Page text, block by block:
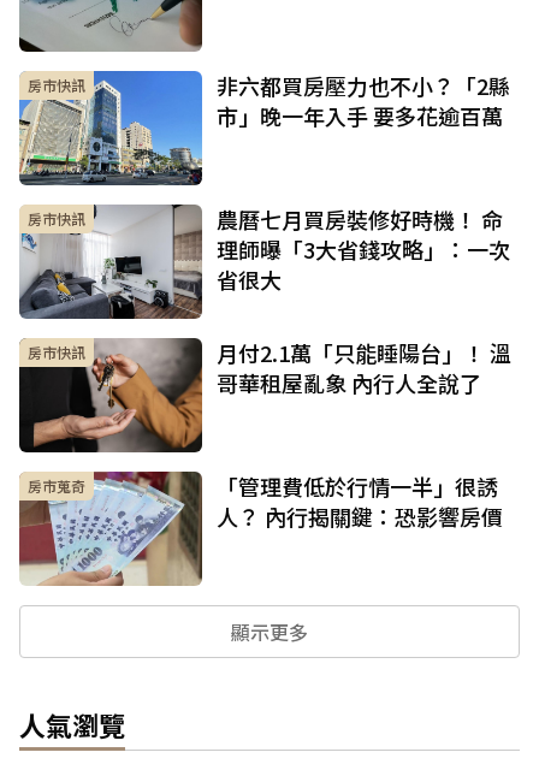
房市快訊
非六都買房壓力也不小？「2縣
市」晚一年入手 要多花逾百萬
房市快訊
農曆七月買房裝修好時機！ 命
理師曝「3大省錢攻略」：一次
省很大
房市快訊
月付2.1萬「只能睡陽台」！ 溫
哥華租屋亂象 內行人全說了
房市蒐奇
「管理費低於行情一半」很誘
人？ 內行揭關鍵：恐影響房價
顯示更多
人氣瀏覽